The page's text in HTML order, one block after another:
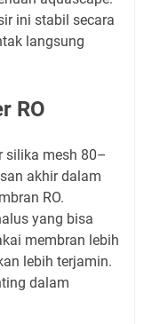
ini stabil secara
langsung
RO
silika mesh 80–
akhir dalam
RO.
yang bisa
membran lebih
lebih terjamin.
dalam